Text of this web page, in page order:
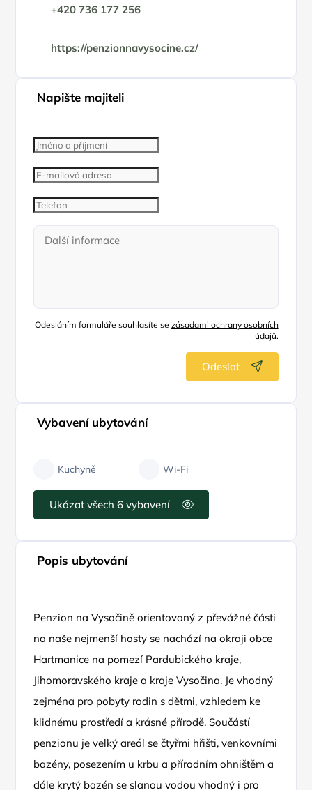
+420 736 177 256
https://penzionnavysocine.cz/
Napište majiteli
Odesláním formuláře souhlasíte se zásadami ochrany osobních
údajů.
Odeslat
Vybavení ubytování
Kuchyně Wi-Fi
Ukázat všech 6 vybavení
Popis ubytování
Penzion na Vysočině orientovaný z převážné části
na naše nejmenší hosty se nachází na okraji obce
Hartmanice na pomezí Pardubického kraje,
Jihomoravského kraje a kraje Vysočina. Je vhodný
zejména pro pobyty rodin s dětmi, vzhledem ke
klidnému prostředí a krásné přírodě. Součástí
penzionu je velký areál se čtyřmi hřišti, venkovními
bazény, posezením u krbu a přírodním ohništěm a
dále krytý bazén se slanou vodou vhodný i pro